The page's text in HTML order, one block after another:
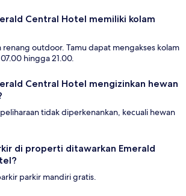
Central Hotel memiliki kolam
renang outdoor. Tamu dapat mengakses kolam
hingga 21.00.
Central Hotel mengizinkan hewan
tidak diperkenankan, kecuali hewan
di properti ditawarkan Emerald
parkir mandiri gratis.